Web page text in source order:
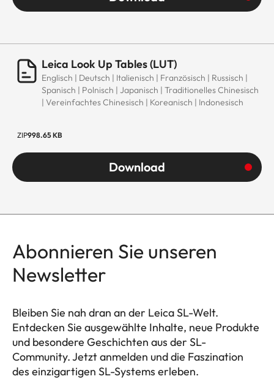
Leica Look Up Tables (LUT)
Englisch | Deutsch | Italienisch | Französisch | Russisch |
Spanisch | Polnisch | Japanisch | Traditionelles Chinesisch
| Vereinfachtes Chinesisch | Koreanisch | Indonesisch
ZIP998.65 KB
Download
Abonnieren Sie unseren
Newsletter
Bleiben Sie nah dran an der Leica SL-Welt.
Entdecken Sie ausgewählte Inhalte, neue Produkte
und besondere Geschichten aus der SL-
Community. Jetzt anmelden und die Faszination
des einzigartigen SL-Systems erleben.